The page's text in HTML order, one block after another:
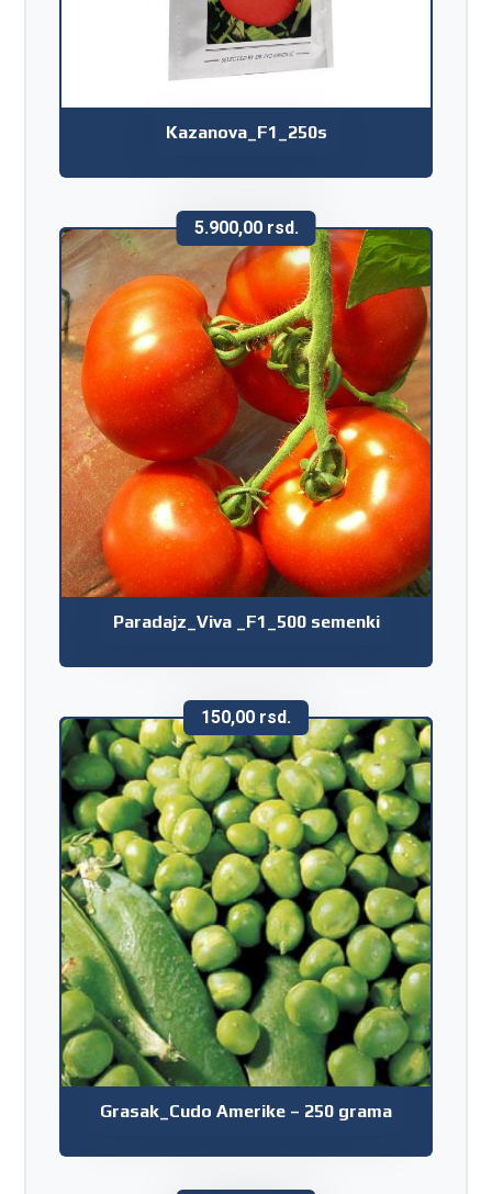
Kazanova_F1_250s
Paradajz_Viva _F1_500 semenki
5.900,00 rsd.
Grasak_Cudo Amerike – 250 grama
150,00 rsd.